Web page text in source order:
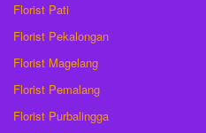
Florist Pati
Florist Pekalongan
Florist Magelang
Florist Pemalang
Florist Purbalingga